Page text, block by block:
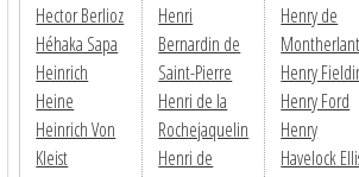
Hector Berlioz
Héhaka Sapa
Heinrich
Heine
Heinrich Von
Kleist
Henri
Bernardin de
Saint-Pierre
Henri de la
Rochejaquelin
Henri de
Henry de
Montherlant
Henry
Henry Ford
Henry
Havelock